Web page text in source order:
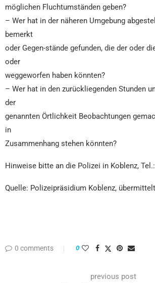
möglichen Fluchtumständen geben?
– Wer hat in der näheren Umgebung
bemerkt
oder Gegen-stände gefunden, die der oder
oder
weggeworfen haben könnten?
– Wer hat in den zurückliegenden Stunden
der
genannten Örtlichkeit Beobachtungen
in
Zusammenhang stehen könnten?
Hinweise bitte an die Polizei in Koblenz,
Quelle: Polizeipräsidium Koblenz,
0 comments 0
previous post